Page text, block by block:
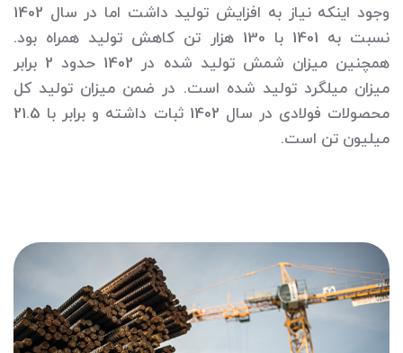
وجود اینکه نیاز به افزایش تولید داشت اما در سال 1402
نسبت به 1401 با 130 هزار تن کاهش تولید همراه بود.
همچنین میزان شمش تولید شده در 1402 حدود 2 برابر
میزان میلگرد تولید شده است. در ضمن میزان تولید کل
محصولات فولادی در سال 1402 ثبات داشته و برابر با 21.5
میلیون تن است.